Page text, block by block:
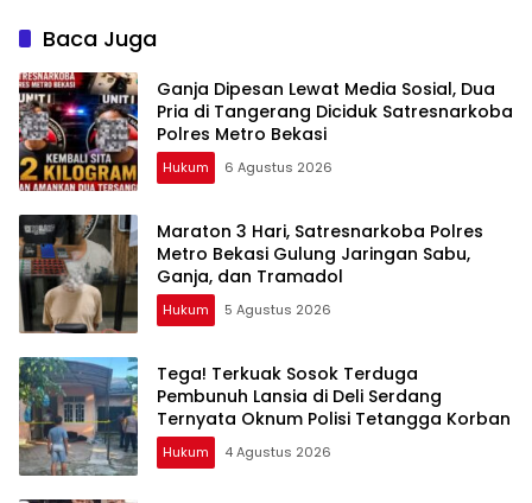
Baca Juga
Ganja Dipesan Lewat Media Sosial, Dua
Pria di Tangerang Diciduk Satresnarkoba
Polres Metro Bekasi
Hukum 6 Agustus 2026
Maraton 3 Hari, Satresnarkoba Polres
Metro Bekasi Gulung Jaringan Sabu,
Ganja, dan Tramadol
Hukum 5 Agustus 2026
Tega! Terkuak Sosok Terduga
Pembunuh Lansia di Deli Serdang
Ternyata Oknum Polisi Tetangga Korban
Hukum 4 Agustus 2026